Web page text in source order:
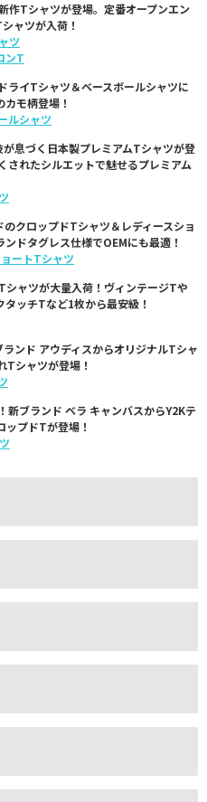
作Tシャツが登場。定番オープンエン
ャツが入荷！
ツ
ンT
ライTシャツ＆ベースボールシャツに
モ柄登場！
ルシャツ
が息づく日本製プレミアムTシャツが登
されたシルエットで魅せるプレミアム
のクロップドTシャツ＆レディースショ
ドタグレス仕様でOEMにも最適！
ートTシャツ
シャツが大量入荷！ヴィンテージTや
ッチTなど1枚から最安級！
ンド アウディスからオリジナルTシャ
Tシャツが登場！
新ブランド ベラ キャンバスからY2Kテ
ップドTが登場！